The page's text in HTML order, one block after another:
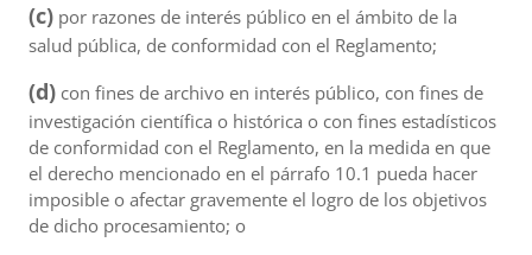
(c) por razones de interés público en el ámbito de la
salud pública, de conformidad con el Reglamento;
(d) con fines de archivo en interés público, con fines de
investigación científica o histórica o con fines estadísticos
de conformidad con el Reglamento, en la medida en que
el derecho mencionado en el párrafo 10.1 pueda hacer
imposible o afectar gravemente el logro de los objetivos
de dicho procesamiento; o